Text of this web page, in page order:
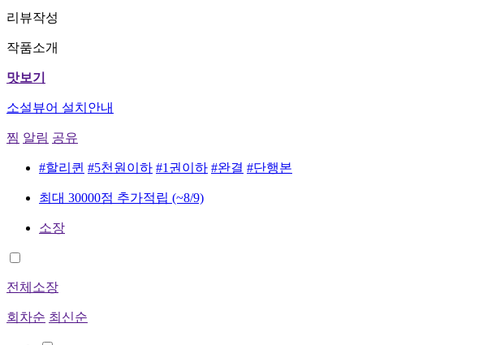
리뷰작성
작품소개
맛보기
소설뷰어 설치안내
찜 알림 공유
#할리퀸 #5천원이하 #1권이하 #완결 #단행본
최대 30000점 추가적립 (~8/9)
소장
전체소장
회차순 최신순